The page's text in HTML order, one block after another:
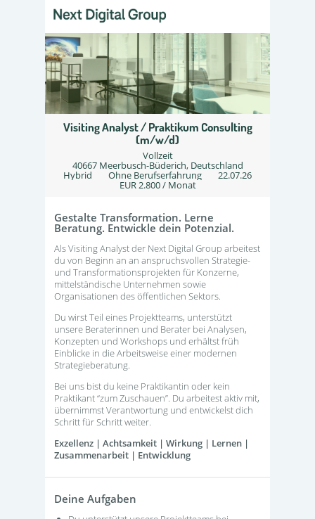
Visiting Analyst / Praktikum Consulting
(m/w/d)
Vollzeit
40667 Meerbusch-Büderich, Deutschland
Hybrid Ohne Berufserfahrung 22.07.26
EUR 2.800 / Monat
Gestalte Transformation. Lerne
Beratung. Entwickle dein Potenzial.
Als Visiting Analyst der Next Digital Group arbeitest
du von Beginn an an anspruchsvollen Strategie-
und Transformationsprojekten für Konzerne,
mittelständische Unternehmen sowie
Organisationen des öffentlichen Sektors.
Du wirst Teil eines Projektteams, unterstützt
unsere Beraterinnen und Berater bei Analysen,
Konzepten und Workshops und erhältst früh
Einblicke in die Arbeitsweise einer modernen
Strategieberatung.
Bei uns bist du keine Praktikantin oder kein
Praktikant “zum Zuschauen”. Du arbeitest aktiv mit,
übernimmst Verantwortung und entwickelst dich
Schritt für Schritt weiter.
Exzellenz | Achtsamkeit | Wirkung | Lernen |
Zusammenarbeit | Entwicklung
Deine Aufgaben